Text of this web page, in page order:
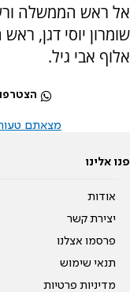
אל ראש הממשלה
שומרון יוסי דגן,
אלוף אבי גיל.
מצאתם טעות
פנו אלינו
אודות
יצירת קשר
פרסמו אצלנו
תנאי שימוש
מדיניות פרטיות